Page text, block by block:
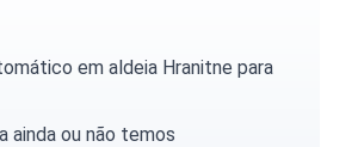
em aldeia Hranitne para
ainda ou não temos